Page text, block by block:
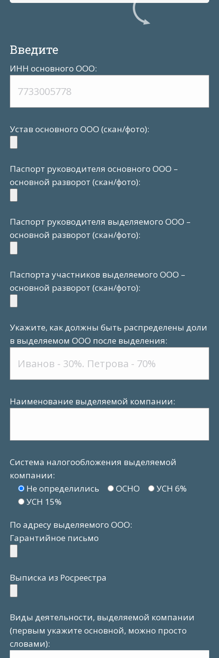
Введите
ИНН основного ООО:
Устав основного ООО (скан/фото):
Паспорт руководителя основного ООО –
основной разворот (скан/фото):
Паспорт руководителя выделяемого ООО –
основной разворот (скан/фото):
Паспорта участников выделяемого ООО –
основной разворот (скан/фото):
Укажите, как должны быть распределены доли
в выделяемом ООО после выделения:
Наименование выделяемой компании:
Система налогообложения выделяемой
компании:
Не определились
ОСНО
УСН 6%
УСН 15%
По адресу выделяемого ООО:
Гарантийное письмо
Выписка из Росреестра
Виды деятельности, выделяемой компании
(первым укажите основной, можно просто
словами):